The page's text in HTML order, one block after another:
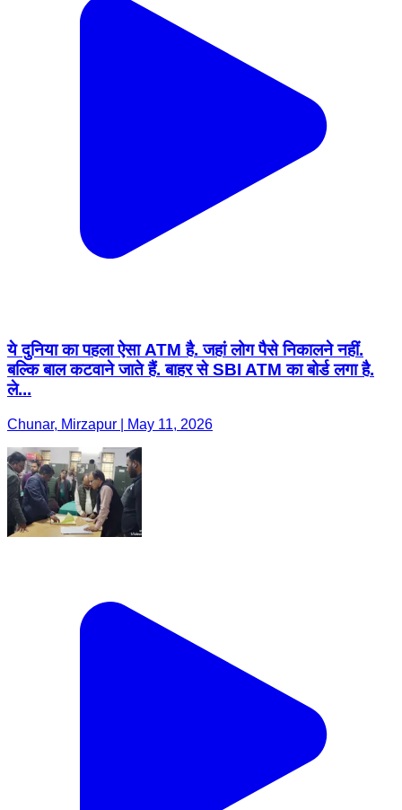
ये दुनिया का पहला ऐसा ATM है. जहां लोग पैसे निकालने नहीं.
बल्कि बाल कटवाने जाते हैं. बाहर से SBI ATM का बोर्ड लगा है.
ले...
Chunar, Mirzapur | May 11, 2026